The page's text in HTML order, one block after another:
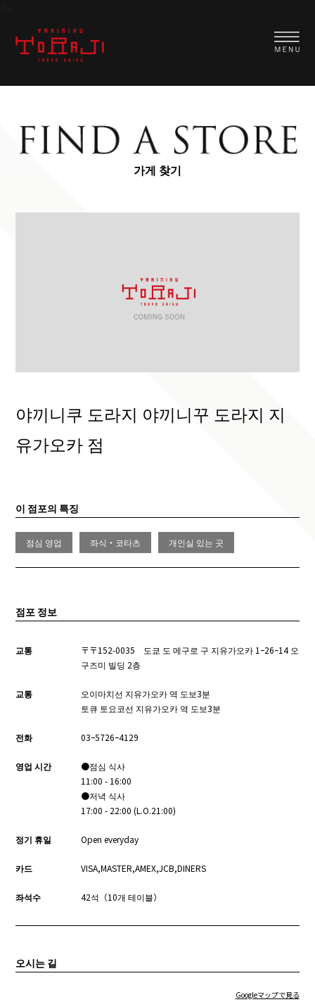
가게 찾기
야끼니쿠 도라지 야끼니꾸 도라지 지
유가오카 점
이 점포의 특징
점심 영업 좌식・코타츠 개인실 있는 곳
오시는 길
Googleマップで見る
점포 정보
교통
〒〒152-0035 도쿄 도 메구로 구 지유가오카 1ｰ26ｰ14 오
구즈미 빌딩 2층
교통
오이마치선 지유가오카 역 도보3분
토큐 토요코선 지유가오카 역 도보3분
전화 03ｰ5726ｰ4129
영업 시간
●점심 식사
11:00 - 16:00
●저녁 식사
17:00 - 22:00 (L.O.21:00)
정기 휴일 Open everyday
카드 VISA,MASTER,AMEX,JCB,DINERS
좌석수 42석（10개 테이블）